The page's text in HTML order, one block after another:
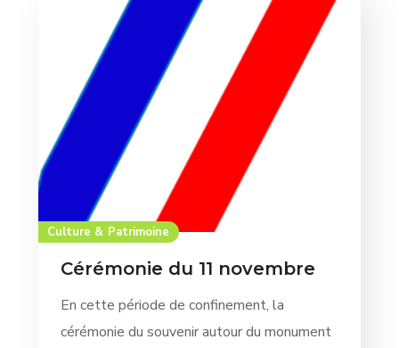
Culture & Patrimoine
Cérémonie du 11 novembre
En cette période de confinement, la
cérémonie du souvenir autour du monument